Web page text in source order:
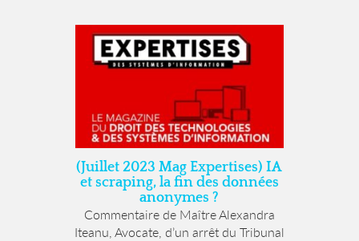
(Juillet 2023 Mag Expertises) IA
et scraping, la fin des données
anonymes ?
Commentaire de Maître Alexandra
Iteanu, Avocate, d’un arrêt du Tribunal